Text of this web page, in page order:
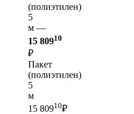
(полиэтилен)
5
м —
15 80910
₽
Пакет
(полиэтилен)
5
м
15 80910₽